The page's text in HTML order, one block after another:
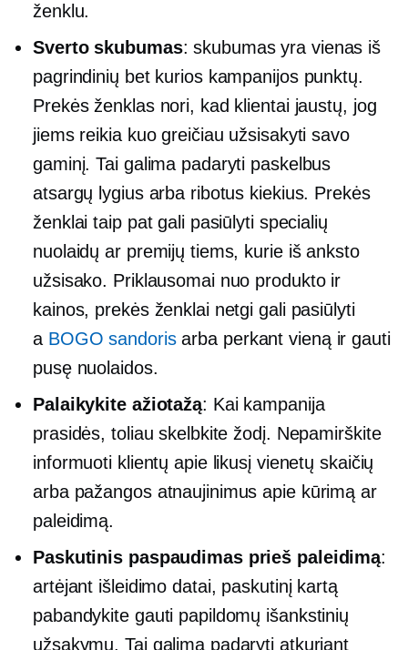
ženklu.
Sverto skubumas: skubumas yra vienas iš
pagrindinių bet kurios kampanijos punktų.
Prekės ženklas nori, kad klientai jaustų, jog
jiems reikia kuo greičiau užsisakyti savo
gaminį. Tai galima padaryti paskelbus
atsargų lygius arba ribotus kiekius. Prekės
ženklai taip pat gali pasiūlyti specialių
nuolaidų ar premijų tiems, kurie iš anksto
užsisako. Priklausomai nuo produkto ir
kainos, prekės ženklai netgi gali pasiūlyti
a BOGO sandorisarba perkant vieną ir gauti
pusę nuolaidos.
Palaikykite ažiotažą: Kai kampanija
prasidės, toliau skelbkite žodį. Nepamirškite
informuoti klientų apie likusį vienetų skaičių
arba pažangos atnaujinimus apie kūrimą ar
paleidimą.
Paskutinis paspaudimas prieš paleidimą:
artėjant išleidimo datai, paskutinį kartą
pabandykite gauti papildomų išankstinių
užsakymų. Tai galima padaryti atkuriant